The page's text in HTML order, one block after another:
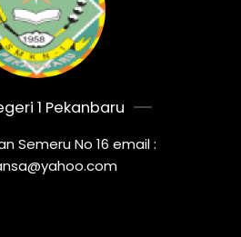
1 Pekanbaru
Semeru No 16 email :